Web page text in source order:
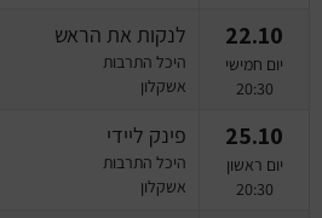
22.10
יום חמישי
20:30
לנקות את הראש
היכל התרבות
אשקלון
25.10
יום ראשון
20:30
פינק ליידי
היכל התרבות
אשקלון